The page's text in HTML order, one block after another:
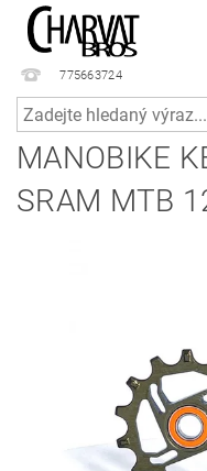
775663724
MANOBIKE
SRAM MTB